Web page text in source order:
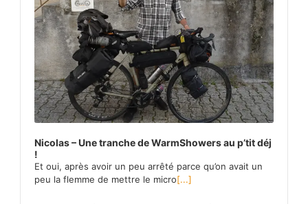
Nicolas – Une tranche de WarmShowers au p’tit déj
!
Et oui, après avoir un peu arrêté parce qu’on avait un
peu la flemme de mettre le micro[...]